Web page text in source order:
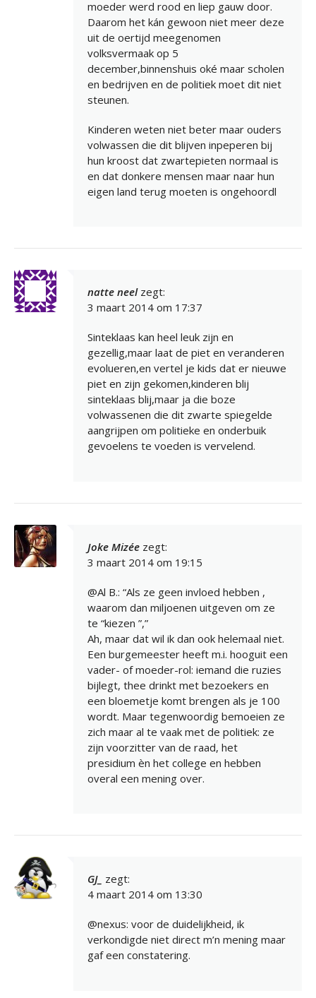
moeder werd rood en liep gauw door.
Daarom het kán gewoon niet meer deze
uit de oertijd meegenomen
volksvermaak op 5
december,binnenshuis oké maar scholen
en bedrijven en de politiek moet dit niet
steunen.
Kinderen weten niet beter maar ouders
volwassen die dit blijven inpeperen bij
hun kroost dat zwartepieten normaal is
en dat donkere mensen maar naar hun
eigen land terug moeten is ongehoordl
natte neel zegt:
3 maart 2014 om 17:37
Sinteklaas kan heel leuk zijn en
gezellig,maar laat de piet en veranderen
evolueren,en vertel je kids dat er nieuwe
piet en zijn gekomen,kinderen blij
sinteklaas blij,maar ja die boze
volwassenen die dit zwarte spiegelde
aangrijpen om politieke en onderbuik
gevoelens te voeden is vervelend.
Joke Mizée zegt:
3 maart 2014 om 19:15
@Al B.: “Als ze geen invloed hebben ,
waarom dan miljoenen uitgeven om ze
te “kiezen ”,”
Ah, maar dat wil ik dan ook helemaal niet.
Een burgemeester heeft m.i. hooguit een
vader- of moeder-rol: iemand die ruzies
bijlegt, thee drinkt met bezoekers en
een bloemetje komt brengen als je 100
wordt. Maar tegenwoordig bemoeien ze
zich maar al te vaak met de politiek: ze
zijn voorzitter van de raad, het
presidium èn het college en hebben
overal een mening over.
GJ_ zegt:
4 maart 2014 om 13:30
@nexus: voor de duidelijkheid, ik
verkondigde niet direct m’n mening maar
gaf een constatering.